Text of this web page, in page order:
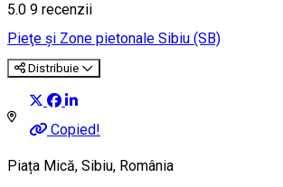
5.0 9 recenzii
Pieţe şi Zone pietonale Sibiu (SB)
Distribuie
Copied!
Piața Mică, Sibiu, România